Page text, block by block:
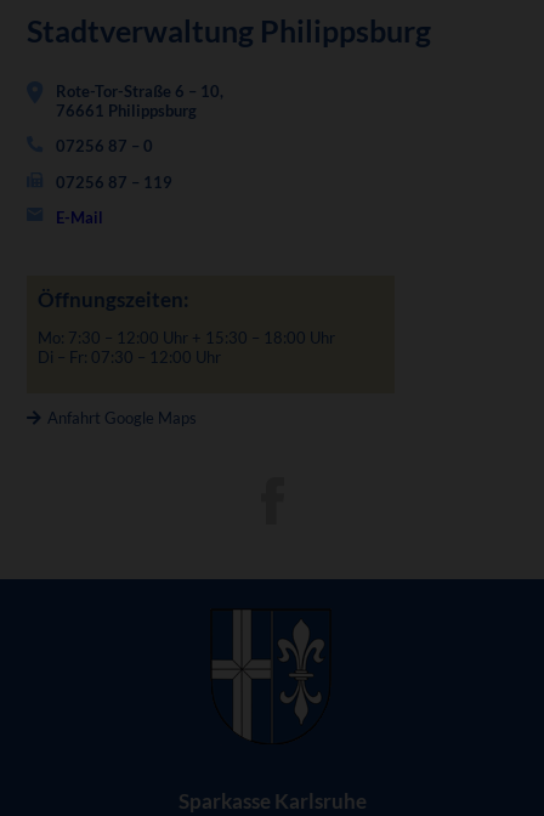
Stadtverwaltung Philippsburg
Rote-Tor-Straße 6 – 10,
76661 Philippsburg
07256 87 – 0
07256 87 – 119
E-Mail
Öffnungszeiten:
Mo: 7:30 – 12:00 Uhr + 15:30 – 18:00 Uhr
Di – Fr: 07:30 – 12:00 Uhr
Anfahrt Google Maps
Sparkasse Karlsruhe